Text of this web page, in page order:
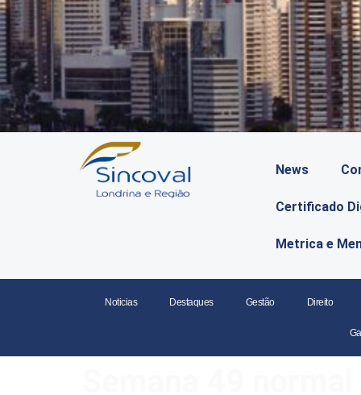
News
Certificado
Metrica e
Noticias Destaques Gestão Direito